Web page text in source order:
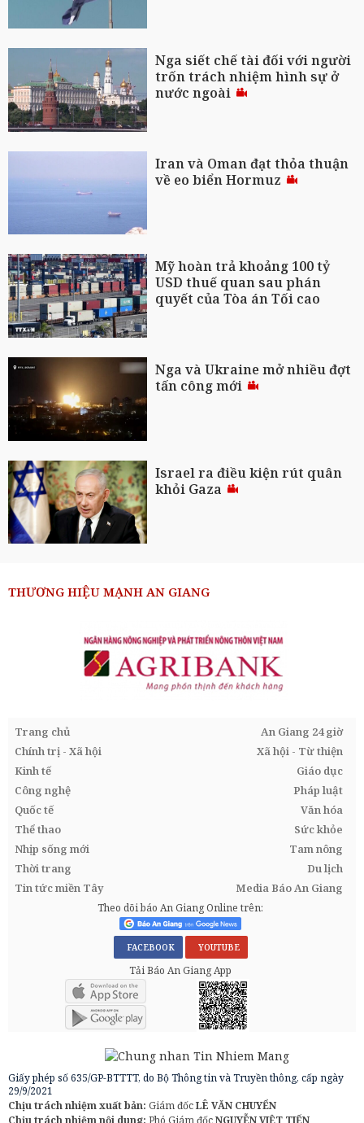
Nga siết chế tài đối với người
trốn trách nhiệm hình sự ở
nước ngoài
Iran và Oman đạt thỏa thuận
về eo biển Hormuz
Mỹ hoàn trả khoảng 100 tỷ
USD thuế quan sau phán
quyết của Tòa án Tối cao
Nga và Ukraine mở nhiều đợt
tấn công mới
Israel ra điều kiện rút quân
khỏi Gaza
THƯƠNG HIỆU MẠNH AN GIANG
Trang chủ
An Giang 24 giờ
Chính trị - Xã hội
Xã hội - Từ thiện
Kinh tế
Giáo dục
Công nghệ
Pháp luật
Quốc tế
Văn hóa
Thể thao
Sức khỏe
Nhịp sống mới
Tam nông
Thời trang
Du lịch
Tin tức miền Tây
Media Báo An Giang
Theo dõi báo An Giang Online trên:
FACEBOOK YOUTUBE
Tải Báo An Giang App
Giấy phép số 635/GP-BTTTT, do Bộ Thông tin và Truyền thông, cấp ngày
29/9/2021
Chịu trách nhiệm xuất bản: Giám đốcLÊ VĂN CHUYỂN